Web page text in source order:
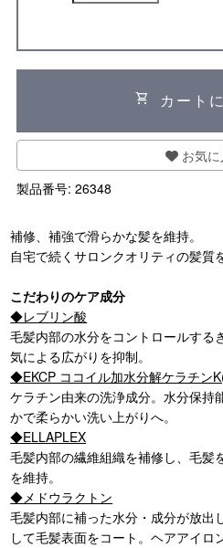
shopping_cart カート
お気に
製品番号: 26348
補修、補強で滑らかな髪を維持。
自宅で続くサロンクオリティの髪質を
こだわりのケア成分
◆レブリン酸
毛髪内部の水分をコントロールする
気による広がりを抑制。
◆EKCP ココイル加水分解ケラチン
ケラチン由来の洗浄成分。水分保持
かで柔らかい洗い上がりへ。
◆ELLAPLEX
毛髪内部の繊維組織を補修し、毛髪
を維持。
◆メドウラクトン
毛髪内部に補った水分・成分が放出
して毛髪表面をコート。ヘアアイロ